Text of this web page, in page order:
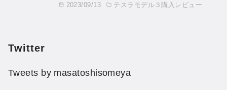
2023/09/13 テスラモデル３購入レビュー
Twitter
Tweets by masatoshisomeya